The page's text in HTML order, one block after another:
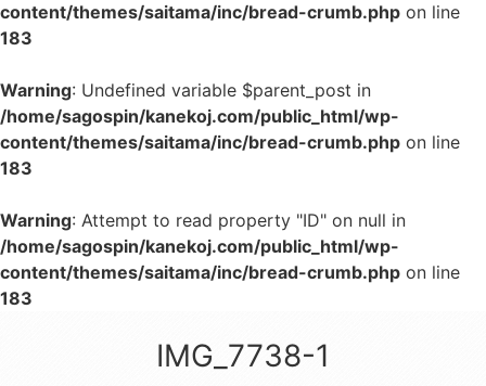
content/themes/saitama/inc/bread-crumb.php on line
183
Warning: Undefined variable $parent_post in
/home/sagospin/kanekoj.com/public_html/wp-
content/themes/saitama/inc/bread-crumb.php on line
183
Warning: Attempt to read property "ID" on null in
/home/sagospin/kanekoj.com/public_html/wp-
content/themes/saitama/inc/bread-crumb.php on line
183
IMG_7738-1